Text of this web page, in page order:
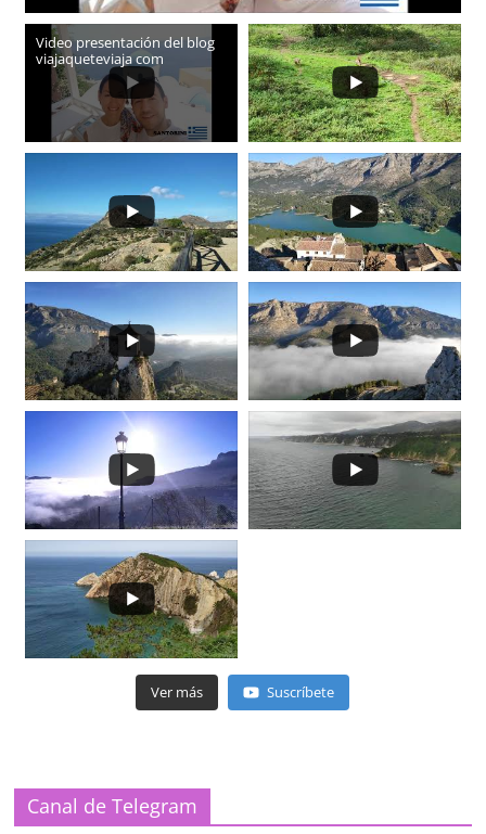
Video presentación del blog
viajaqueteviaja com
Ver más Suscríbete
Canal de Telegram